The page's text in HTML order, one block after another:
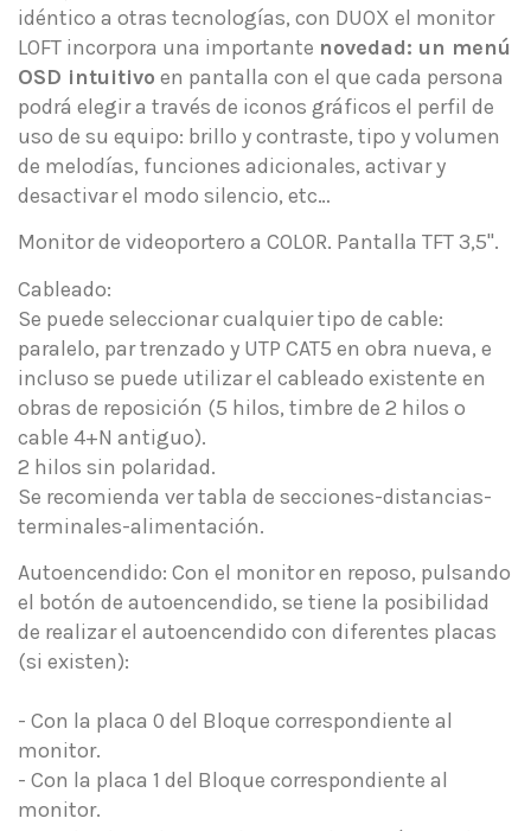
idéntico a otras tecnologías, con DUOX el monitor
LOFT incorpora una importante novedad: un menú
OSD intuitivo en pantalla con el que cada persona
podrá elegir a través de iconos gráficos el perfil de
uso de su equipo: brillo y contraste, tipo y volumen
de melodías, funciones adicionales, activar y
desactivar el modo silencio, etc…
Monitor de videoportero a COLOR. Pantalla TFT 3,5".
Cableado:
Se puede seleccionar cualquier tipo de cable:
paralelo, par trenzado y UTP CAT5 en obra nueva, e
incluso se puede utilizar el cableado existente en
obras de reposición (5 hilos, timbre de 2 hilos o
cable 4+N antiguo).
2 hilos sin polaridad.
Se recomienda ver tabla de secciones-distancias-
terminales-alimentación.
Autoencendido: Con el monitor en reposo, pulsando
el botón de autoencendido, se tiene la posibilidad
de realizar el autoencendido con diferentes placas
(si existen):
- Con la placa 0 del Bloque correspondiente al
monitor.
- Con la placa 1 del Bloque correspondiente al
monitor.